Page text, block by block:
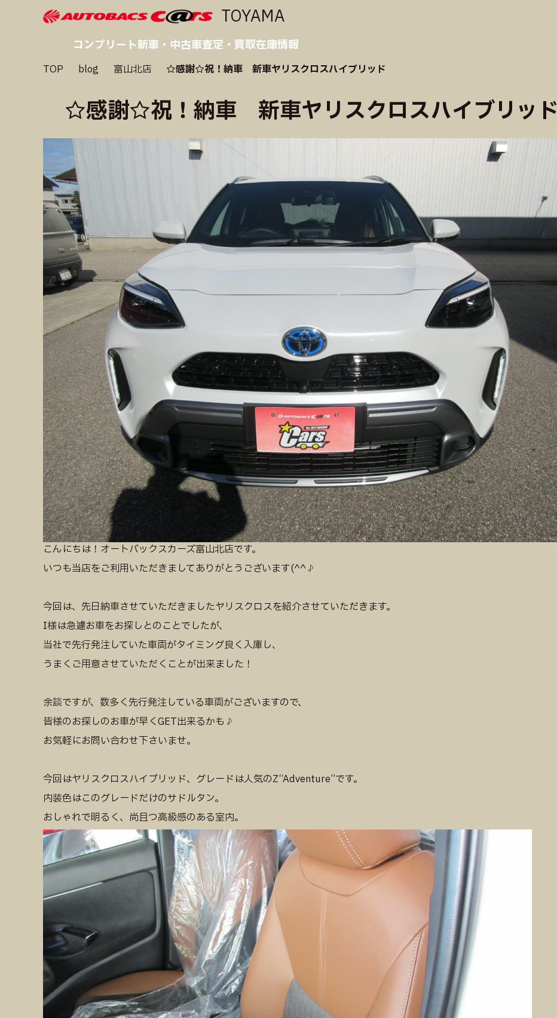
TOYAMA
コンプリート新車・中古車査定・買取在庫情報
TOP blog 富山北店 ☆感謝☆祝！納車 新車ヤリスクロスハイブリッド
☆感謝☆祝！納車 新車ヤリスクロスハイブリッド
こんにちは！オートバックスカーズ富山北店です。
いつも当店をご利用いただきましてありがとうございます(^^♪
今回は、先日納車させていただきましたヤリスクロスを紹介させていただきます。
I様は急遽お車をお探しとのことでしたが、
当社で先行発注していた車両がタイミング良く入庫し、
うまくご用意させていただくことが出来ました！
余談ですが、数多く先行発注している車両がございますので、
皆様のお探しのお車が早くGET出来るかも♪
お気軽にお問い合わせ下さいませ。
今回はヤリスクロスハイブリッド、グレードは人気のZ“Adventure”です。
内装色はこのグレードだけのサドルタン。
おしゃれで明るく、尚且つ高級感のある室内。